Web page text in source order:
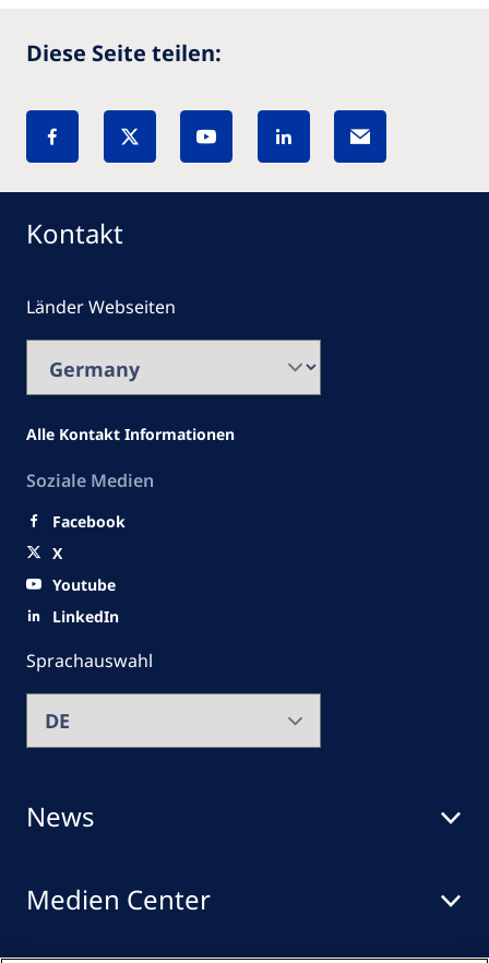
Diese Seite teilen:
News
Medien Center
Kontakt
Länder Webseiten
Alle Kontakt Informationen
Soziale Medien
Facebook
X
Youtube
LinkedIn
Sprachauswahl